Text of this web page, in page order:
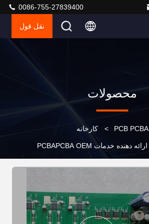
0086-755-27839400
نقل قول
محصولات
PCB PCBA
> کارخانه
SMTShenzhenبرترین ارائه دهنده خدمات PCBAPCBA OEM